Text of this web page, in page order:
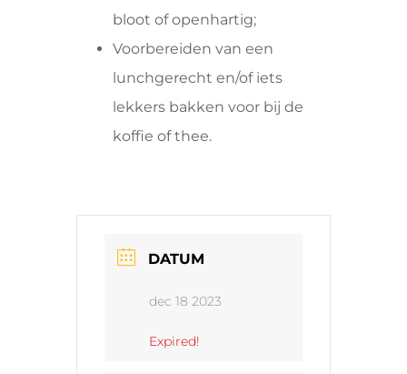
bloot of openhartig;
Voorbereiden van een
lunchgerecht en/of iets
lekkers bakken voor bij de
koffie of thee.
DATUM
dec 18 2023
Expired!